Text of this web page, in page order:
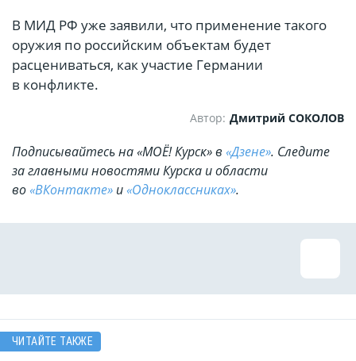
В МИД РФ уже заявили, что применение такого
оружия по российским объектам будет
расцениваться, как участие Германии
в конфликте.
Автор: Дмитрий СОКОЛОВ
Подписывайтесь на «МОЁ! Курск» в «Дзене». Cледите
за главными новостями Курска и области
во«ВКонтакте» и«Одноклассниках».
ЧИТАЙТЕ ТАКЖЕ